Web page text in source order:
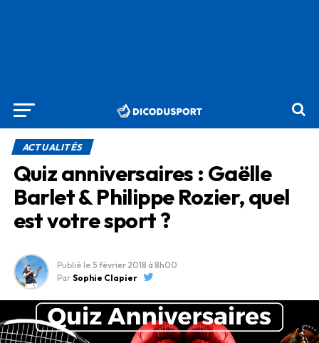
ACTUALITÉS
Quiz anniversaires : Gaëlle
Barlet & Philippe Rozier, quel
est votre sport ?
Publié le 5 février 2018 à 8h00
Par Sophie Clapier